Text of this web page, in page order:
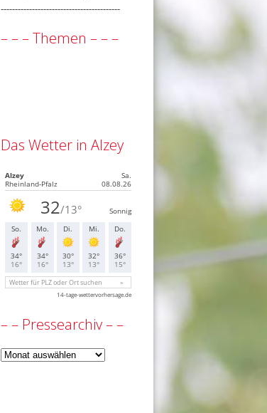
------------------------------------------
– – – Themen – – –
Das Wetter in Alzey
– – Pressearchiv – –